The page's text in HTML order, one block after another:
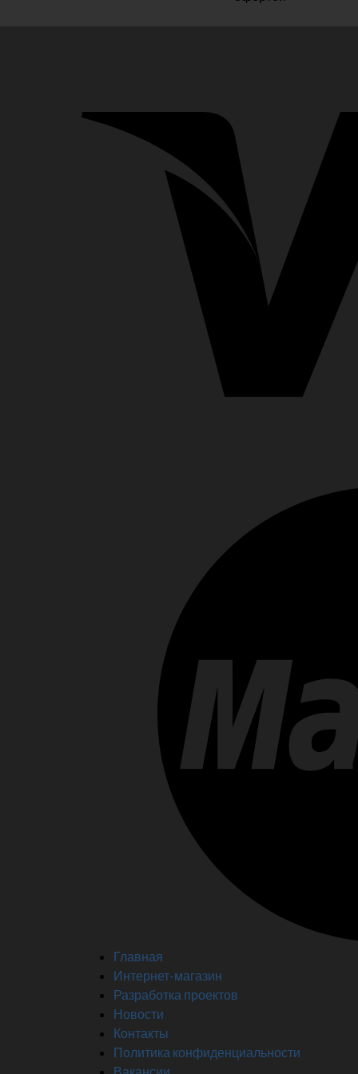
Главная
Интернет-магазин
Разработка проектов
Новости
Контакты
Политика конфиденциальности